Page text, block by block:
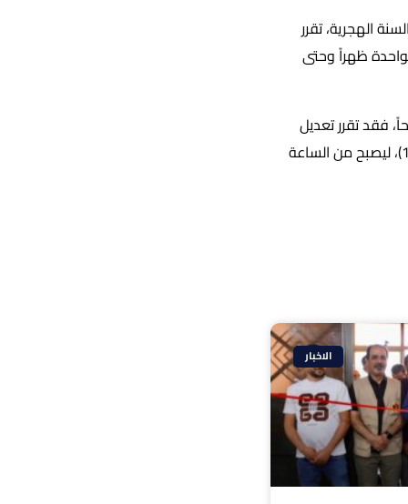
16/6/2026 بمناسبة حلول رأس السنة الهجرية، تقرر
17/6/2026، ليُعقد من الساعة الواحدة ظهراً وحتى
إلى الساعة العاشرة صباحاً، فقد تقرر تعديل
موعد الامتحان المقرر سابقاً من الساعة التاسعة صباحاً وحتى الحادية عشرة صباحاً (9:00–11:00)، ليصبح من الساعة
الاخبار